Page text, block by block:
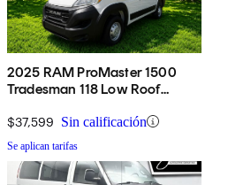
2025 RAM ProMaster 1500
Tradesman 118 Low Roof
$37,599 Sin calificación
Se aplican tarifas